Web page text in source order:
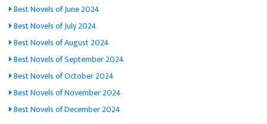
Best Novels of June 2024
Best Novels of July 2024
Best Novels of August 2024
Best Novels of September 2024
Best Novels of October 2024
Best Novels of November 2024
Best Novels of December 2024